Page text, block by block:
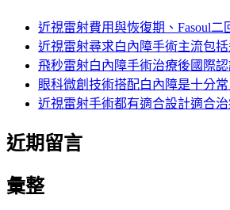
近視雷射費用與恢復期、Fasoul
近視雷射尋求白內障手術主流包
飛秒雷射白內障手術治療後國際
眼科微創技術搭配白內障是十分
近視雷射手術都有適合設計適合
近期留言
彙整